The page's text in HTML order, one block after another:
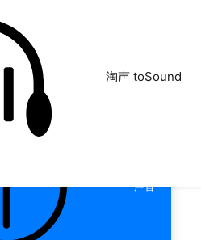
淘声 toSound
声音